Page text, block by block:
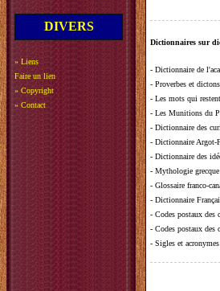
DIVERS
» Liens
Faire un lien
» Copyright
» Contact
Dictionnaires sur
- Dictionnaire de
- Proverbes et dictons
- Les mots qui restent
- Les Munitions du
- Dictionnaire des
- Dictionnaire Argot-
- Dictionnaire des
- Mythologie
- Glossaire franco-
- Dictionnaire
- Codes postaux des
- Codes postaux des
- Sigles et acronymes